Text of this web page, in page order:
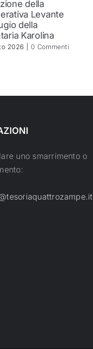
della
Levante
della
Karolina
2026 0 Commenti
uno smarrimento o